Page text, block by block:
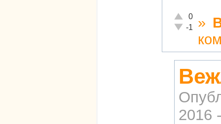
Отлично!
0
Неадекватно!
-1 »
2016